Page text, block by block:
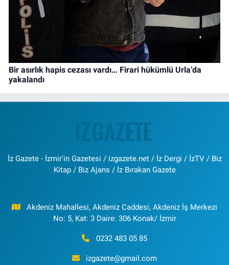
Bir asırlık hapis cezası vardı… Firari hükümlü Urla’da
yakalandı
İz Gazete - İzmir'in Gazetesi / izgazete.net / İz Dergi / İzTV / Biz
Kitap / Biz Ajans / İz Bırakan Gazete
Akdeniz Mahallesi, Akdeniz Caddesi, Akdeniz İş Merkezi
No: 5, Kat: 3 Daire: 306 Konak/ İzmir
0232 483 05 85
izgazete@gmail.com